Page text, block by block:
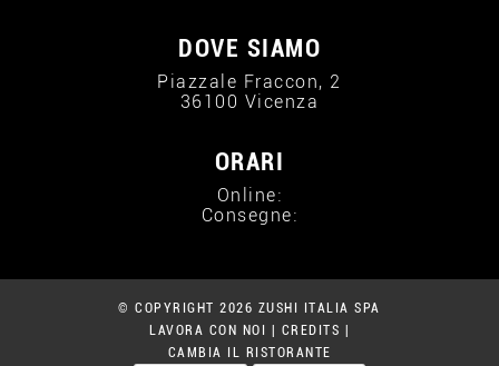
DOVE SIAMO
Piazzale Fraccon, 2
36100 Vicenza
ORARI
Online:
Consegne:
© COPYRIGHT 2026 ZUSHI ITALIA SPA
LAVORA CON NOI
CREDITS
CAMBIA IL RISTORANTE